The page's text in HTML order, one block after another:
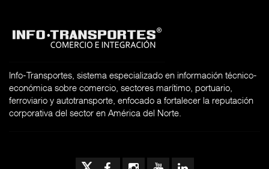
Info-Transportes, sistema especializado en información técnico-
económica sobre comercio, sectores marítimo, portuario,
ferroviario y autotransporte, enfocado a fortalecer la reputación
corporativa del sector en América del Norte.